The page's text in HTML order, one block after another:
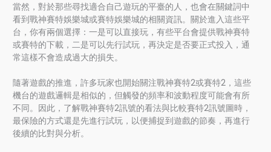
當然，對於那些尋找適合自己遊玩的平臺的人，也會在關鍵詞中
看到戰神賽特娛樂城或賽特娛樂城的相關資訊。關於進入這些平
台，你有兩個選擇：一是可以直接玩，有些平台會提供戰神賽特
或賽特的下載，二是可以先行試玩，再決定是否要正式投入，通
常這樣不會造成過大的損失。
隨著遊戲的推進，許多玩家也開始關注戰神賽特2或賽特2，這些
機台的遊戲邏輯是相似的，但觸發的頻率和波動程度可能會有所
不同。因此，了解戰神賽特2訊號的看法與比較賽特2訊號圖時，
最保險的方式還是先進行試玩，以便捕捉到遊戲的節奏，再進行
後續的比對與分析。